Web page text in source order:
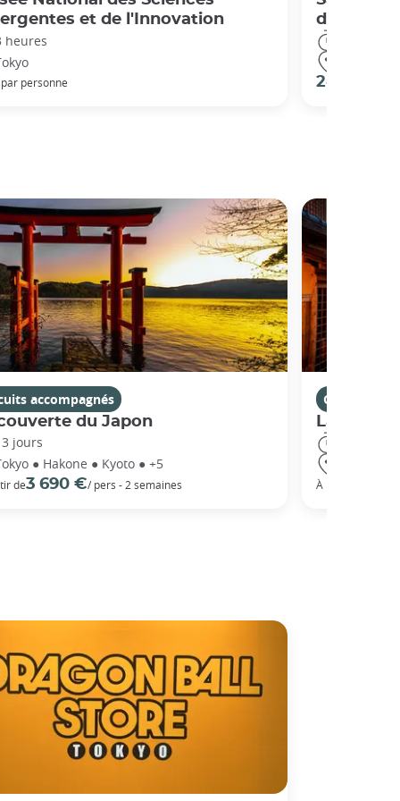
et de l'Innovation
heures
par personne
28 €
accompagnés
du Japon
jours
● Hakone ● Kyoto ● +5
de3 690 €/ pers - 2 semaines
Circuits
La Route
À partir de